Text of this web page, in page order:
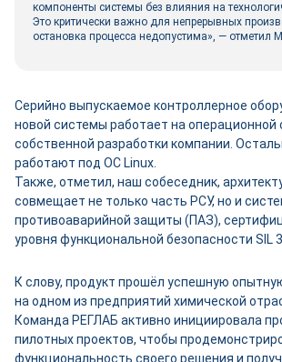
компоненты системы без влияния на
Это критически важно для непрерывных
остановка процесса недопустима», — отметил
Серийно выпускаемое контроллерное
новой системы работает на операционной
собственной разработки компании.
работают под ОС Linux.
Также, отметил, наш собеседник,
совмещает не только часть РСУ, но и
противоаварийной защиты (ПАЗ),
уровня функциональной безопасности SIL 3.
К слову, продукт прошёл успешную
на одном из предприятий химической
Команда РЕГЛАБ активно инициировала
пилотных проектов, чтобы
функциональность своего решения и